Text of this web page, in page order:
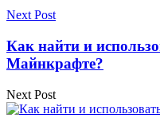
Next Post
Как найти и
Майнкрафте?
Next Post